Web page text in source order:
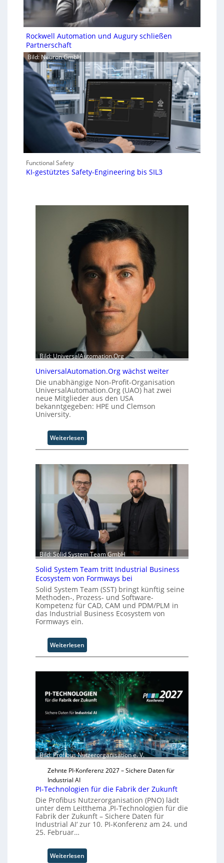
Rockwell Automation und Augury schließen
Partnerschaft
Bild: Neuron GmbH
Functional Safety
KI-gestütztes Safety-Engineering bis SIL3
Bild: UniversalAutomation.Org
UniversalAutomation.Org wächst weiter
Die unabhängige Non-Profit-Organisation
UniversalAutomation.Org (UAO) hat zwei
neue Mitglieder aus den USA
bekanntgegeben: HPE und Clemson
University.
Weiterlesen
U
i
v
e
r
s
a
l
A
u
t
o
m
a
t
i
o
n
O
g
h
s
t
w
e
i
t
e
r
Bild: Solid System Team GmbH
Solid System Team tritt Industrial Business
Ecosystem von Formways bei
Solid System Team (SST) bringt künftig seine
Methoden-, Prozess- und Software-
Kompetenz für CAD, CAM und PDM/PLM in
das Industrial Business Ecosystem von
Formways ein.
Weiterlesen
S
l
d
S
y
s
t
e
m
T
e
m
t
r
i
t
Bild: Profibus Nutzerorganisation e. V.
Zehnte PI-Konferenz 2027 – Sichere Daten für
Industrial AI
PI-Technologien für die Fabrik der Zukunft
Die Profibus Nutzerorganisation (PNO) lädt
unter dem Leitthema ‚PI-Technologien für die
Fabrik der Zukunft – Sichere Daten für
Industrial AI‘ zur 10. PI-Konferenz am 24. und
25. Februar…
Weiterlesen